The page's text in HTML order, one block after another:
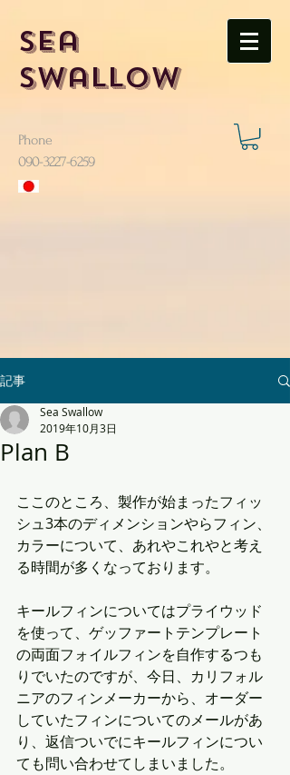
Sea
Swallow
Phone
​090-3227-6259
記事
Plan B
Sea Swallow
2019年10月3日
ここのところ、製作が始まったフィッ
シュ3本のディメンションやらフィン、
カラーについて、あれやこれやと考え
る時間が多くなっております。
キールフィンについてはプライウッド
を使って、ゲッファートテンプレート
の両面フォイルフィンを自作するつも
りでいたのですが、今日、カリフォル
ニアのフィンメーカーから、オーダー
していたフィンについてのメールがあ
り、返信ついでにキールフィンについ
ても問い合わせてしまいました。